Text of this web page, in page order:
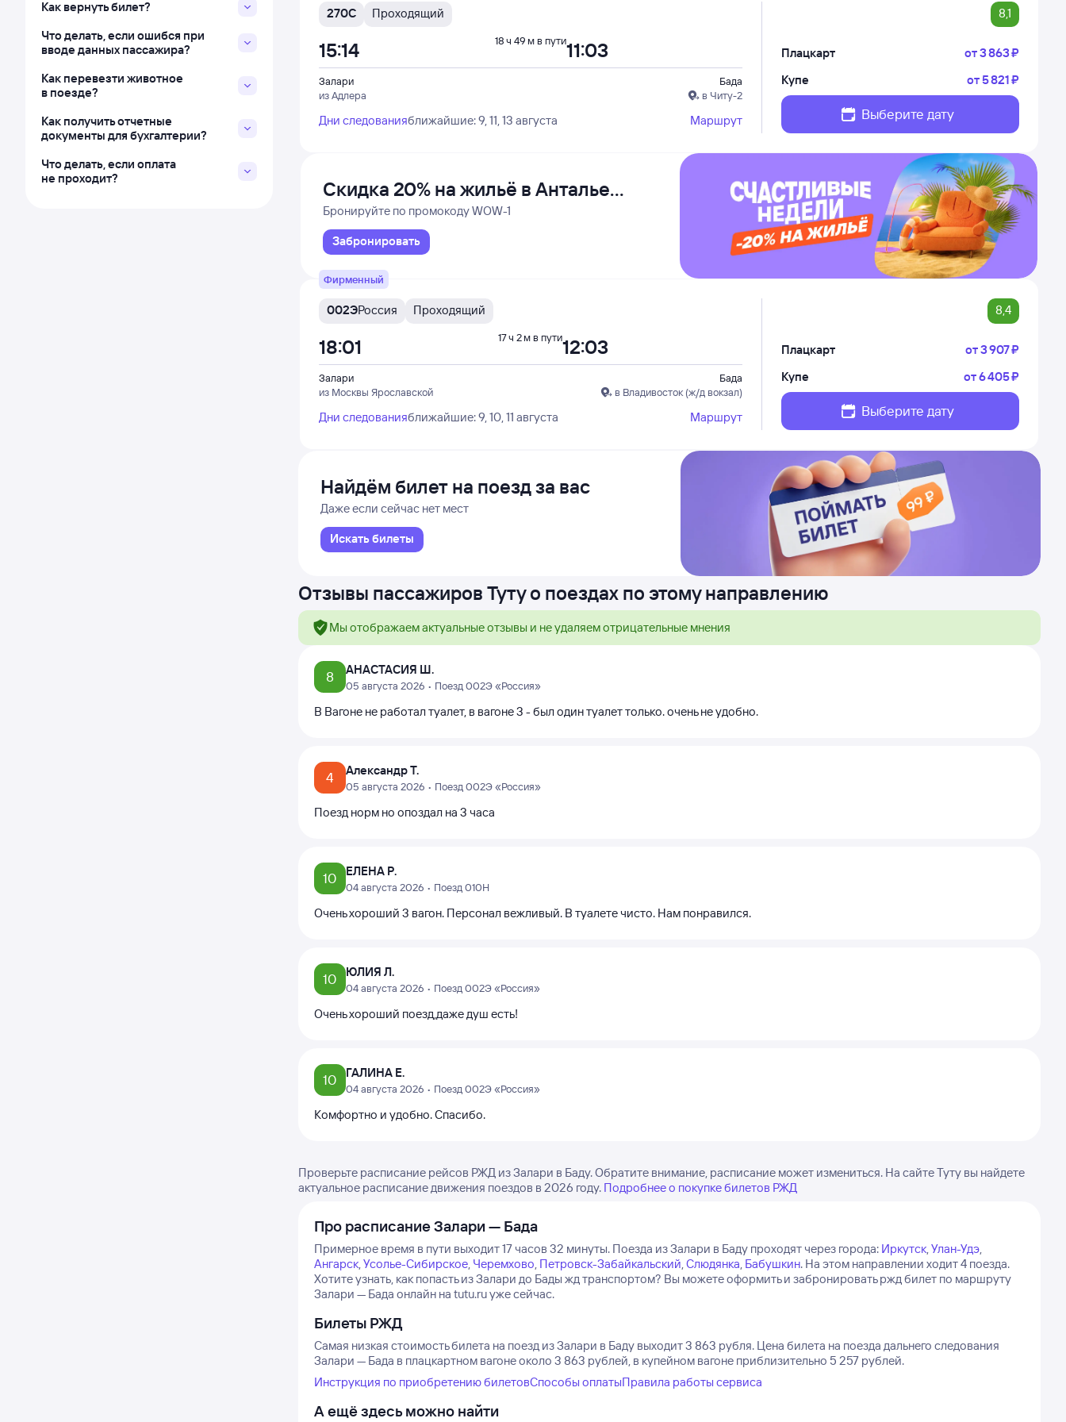
Как вернуть билет?
Что делать, если ошибся при
вводе данных пассажира?
Как перевезти животное
в поезде?
Как получить отчетные
документы для бухгалтерии?
Что делать, если оплата
не проходит?
270С Проходящий 8,1
Залари
из Адлера
Бада
в Читу-2
15:14 11:03
18 ч 49 м в пути
Дни следованияближайшие: 9, 11, 13 августа Маршрут
Плацкарт от3 ⁠863 ⁠₽
Купе
от5 ⁠821 ⁠₽
Выберите дату
Скидка 20% на жильё в Анталье
и Даламане
Бронируйте по промокоду WOW-1
Забронировать
Фирменный
002ЭРоссия Проходящий 8,4
Залари
из Москвы Ярославской
Бада
в Владивосток (ж/д вокзал)
18:01 12:03
17 ч 2 м в пути
Дни следованияближайшие: 9, 10, 11 августа Маршрут
Плацкарт от3 ⁠907 ⁠₽
Купе
от6 ⁠405 ⁠₽
Выберите дату
Найдём билет на поезд за вас
Даже если сейчас нет мест
Искать билеты
Отзывы пассажиров Туту о поездах по этому направлению
Мы отображаем актуальные отзывы и не удаляем отрицательные мнения
8 АНАСТАСИЯ Ш.
05 августа 2026 • Поезд 002Э «Россия»
В Вагоне не работал туалет, в вагоне 3 - был один туалет только. очень не удобно.
4 Александр Т.
05 августа 2026 • Поезд 002Э «Россия»
Поезд норм но опоздал на 3 часа
10 ЕЛЕНА Р.
04 августа 2026 • Поезд 010Н
Очень хороший 3 вагон. Персонал вежливый. В туалете чисто. Нам понравился.
10 ЮЛИЯ Л.
04 августа 2026 • Поезд 002Э «Россия»
Очень хороший поезд,даже душ есть!
10 ГАЛИНА Е.
04 августа 2026 • Поезд 002Э «Россия»
Комфортно и удобно. Спасибо.
Проверьте расписание рейсов РЖД из Залари в Баду. Обратите внимание, расписание может измениться. На сайте Туту вы найдете
актуальное расписание движения поездов в 2026 году. Подробнее о покупке билетов РЖД
Про расписание Залари — Бада
Примерное время в пути выходит 17 часов 32 минуты. Поезда из Залари в Баду проходят через города: Иркутск,Улан-Удэ,
Ангарск,Усолье-Сибирское, Черемхово, Петровск-Забайкальский,Слюдянка, Бабушкин. На этом направлении ходит 4 поезда.
Хотите узнать, как попасть из Залари до Бады жд транспортом? Вы можете оформить и забронировать ржд билет по маршруту
Залари — Бада онлайн на tutu.ru уже сейчас.
Билеты РЖД
Самая низкая стоимость билета на поезд из Залари в Баду выходит 3 863 рубля. Цена билета на поезда дальнего следования
Залари — Бада в плацкартном вагоне около 3 863 рублей, в купейном вагоне приблизительно 5 257 рублей.
Инструкция по приобретению билетовСпособы оплатыПравила работы сервиса
А ещё здесь можно найти